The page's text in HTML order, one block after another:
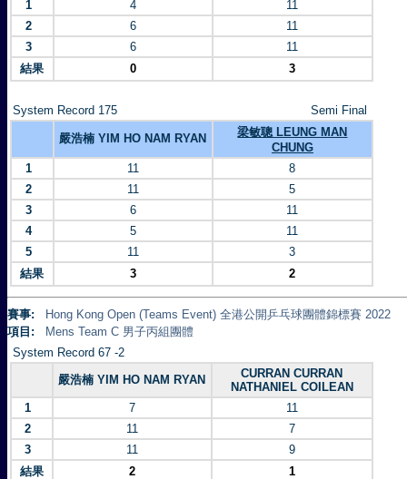
1
4
11
2
6
11
3
6
11
結果
0 3
System Record 175 Semi Final
嚴浩楠 YIM HO NAM RYAN
梁敏聰 LEUNG MAN
CHUNG
1
11
8
2
11
5
3
6
11
4
5
11
5
11
3
結果
3 2
賽事:
Hong Kong Open (Teams Event) 全港公開乒乓球團體錦標賽 2022
項目:
Mens Team C 男子丙組團體
System Record 67 -2
嚴浩楠 YIM HO NAM RYAN
CURRAN CURRAN
NATHANIEL COILEAN
1
7
11
2
11
7
3
11
9
結果
2 1